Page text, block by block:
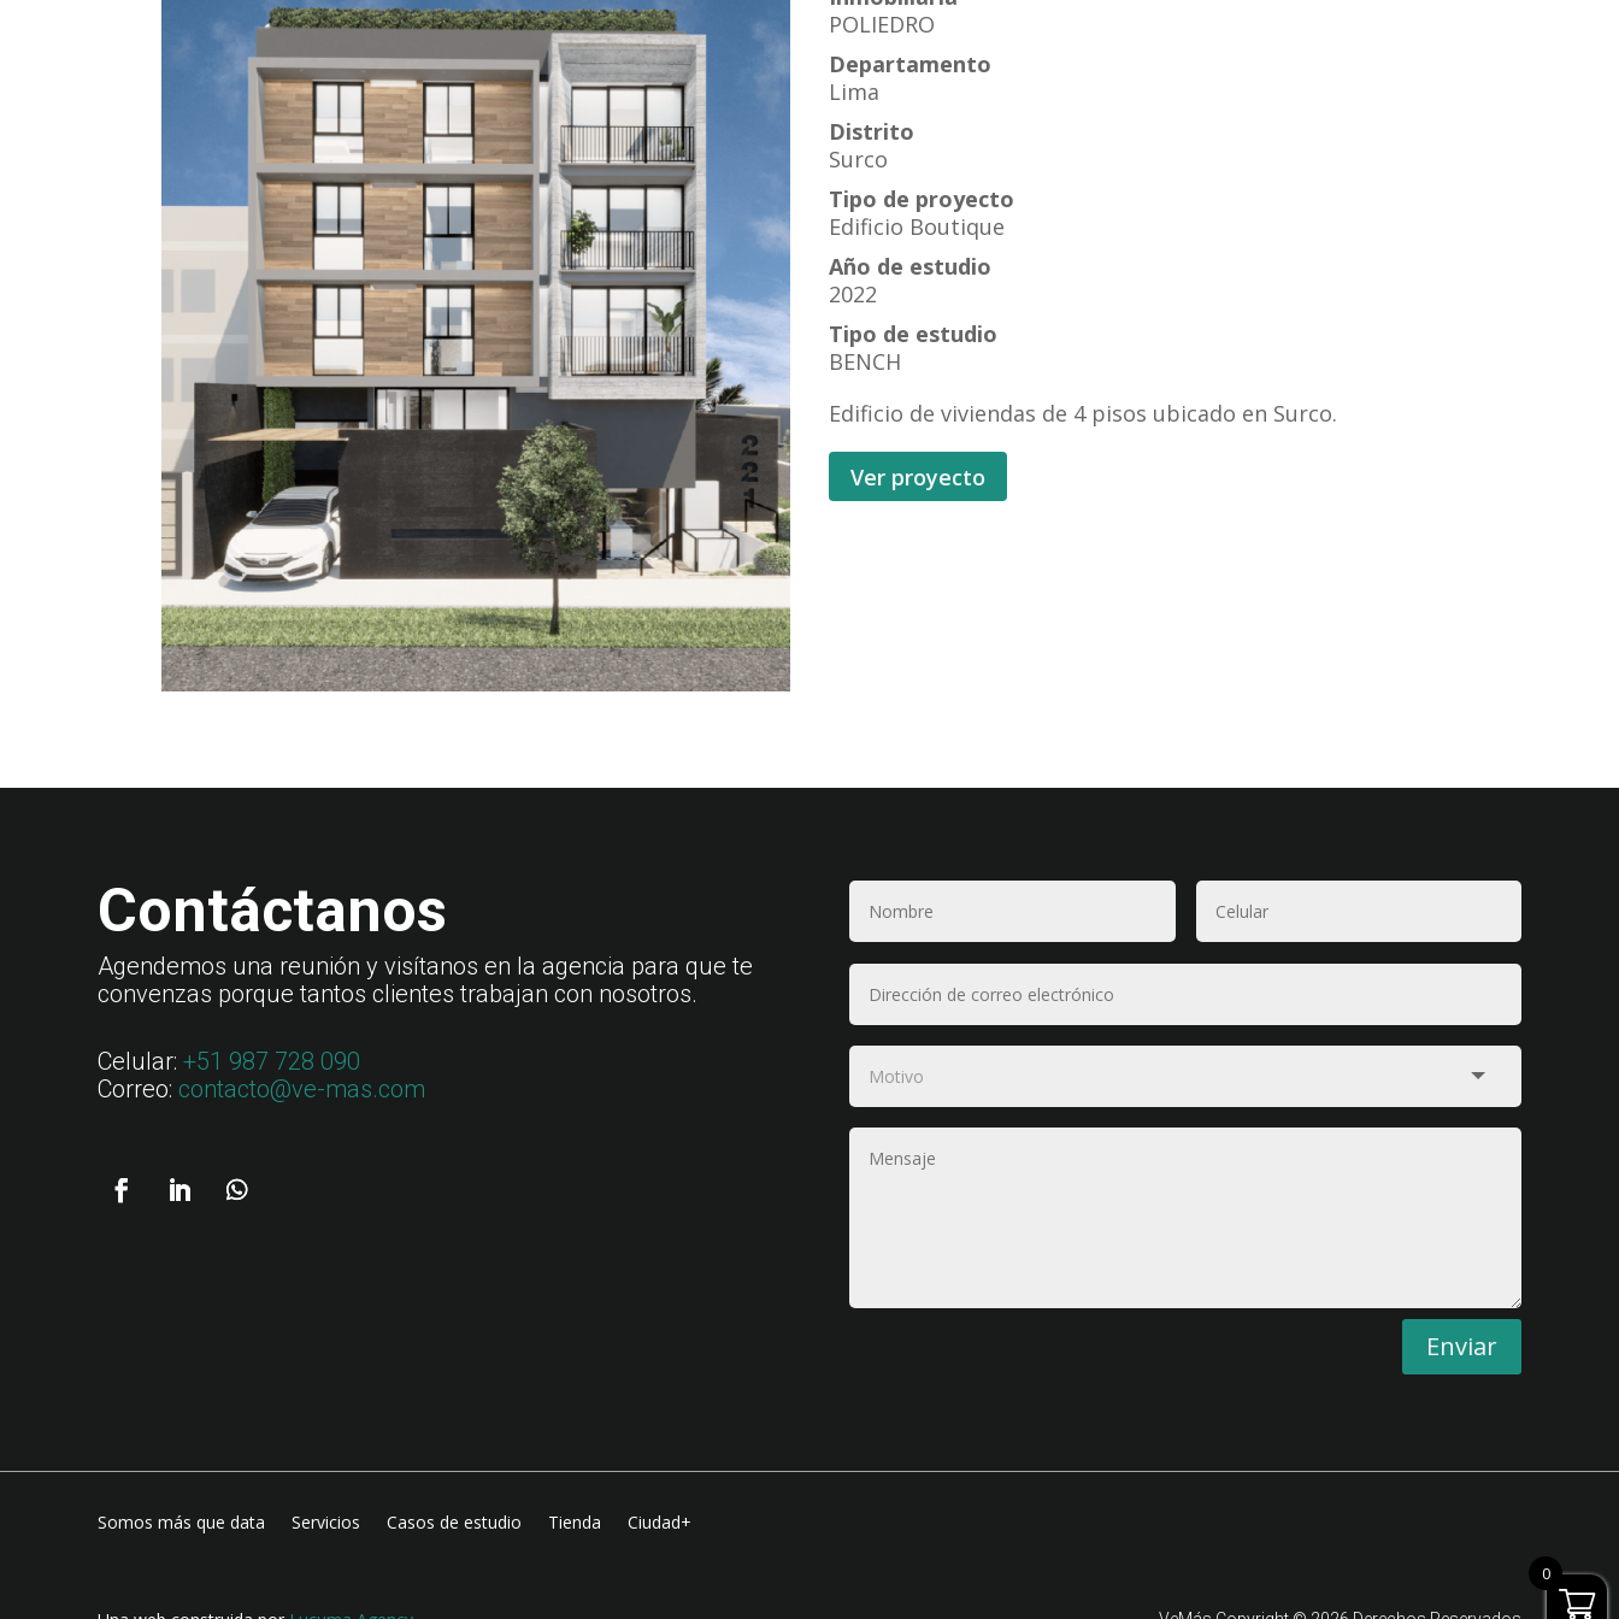
POLIEDRO
Departamento
Lima
Distrito
Surco
Tipo de proyecto
Edificio Boutique
Año de estudio
2022
Tipo de estudio
BENCH
Edificio de viviendas de 4 pisos ubicado en Surco.
Ver proyecto
Contáctanos
Agendemos una reunión y visítanos en la agencia para que te
convenzas porque tantos clientes trabajan con nosotros.
Celular: +51 987 728 090
Correo: contacto@ve-mas.com
Enviar
Somos más que data Servicios Casos de estudio Tienda Ciudad+
0